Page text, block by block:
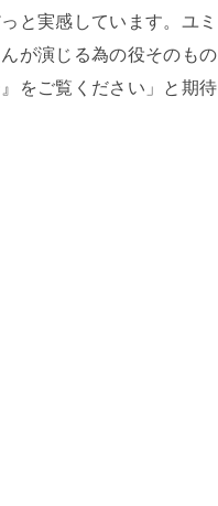
と実感しています。ユミ
が演じる為の役そのもの
をご覧ください」と期待